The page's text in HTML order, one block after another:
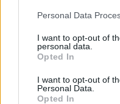
Please note that this
not limited to your visit or
grant or deny consent to
use your data for below
consent section.
Personal Data
I want to opt-out of
personal data.
Opted In
I want to opt-out of
Personal Data.
Opted In